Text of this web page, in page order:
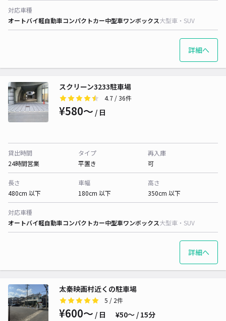
対応車種
オートバイ軽自動車コンパクトカー中型車ワンボックス大型車・SUV
詳細へ
スクリーン3233駐車場
4.7 / 36件
¥580〜 / 日
貸出時間
24時間営業
タイプ
平置き
再入庫
可
長さ
480cm 以下
車幅
180cm 以下
高さ
350cm 以下
対応車種
オートバイ軽自動車コンパクトカー中型車ワンボックス大型車・SUV
詳細へ
太秦映画村近くの駐車場
5 / 2件
¥600〜 / 日 ¥50〜 / 15分